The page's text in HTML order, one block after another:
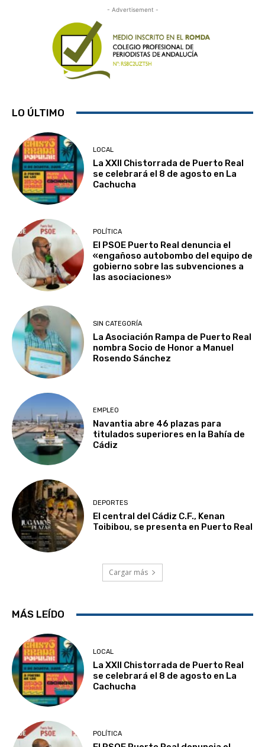
- Advertisement -
LO ÚLTIMO
LOCAL
La XXII Chistorrada de Puerto Real
se celebrará el 8 de agosto en La
Cachucha
POLÍTICA
El PSOE Puerto Real denuncia el
«engañoso autobombo del equipo de
gobierno sobre las subvenciones a
las asociaciones»
SIN CATEGORÍA
La Asociación Rampa de Puerto Real
nombra Socio de Honor a Manuel
Rosendo Sánchez
EMPLEO
Navantia abre 46 plazas para
titulados superiores en la Bahía de
Cádiz
DEPORTES
El central del Cádiz C.F., Kenan
Toibibou, se presenta en Puerto Real
Cargar más
MÁS LEÍDO
LOCAL
La XXII Chistorrada de Puerto Real
se celebrará el 8 de agosto en La
Cachucha
POLÍTICA